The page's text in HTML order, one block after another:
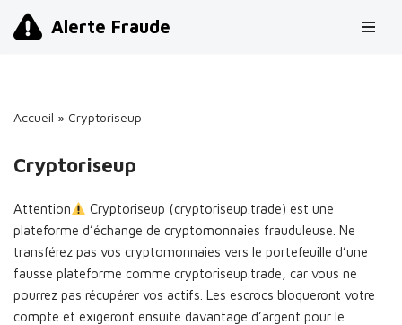
Alerte Fraude
Accueil » Cryptoriseup
Cryptoriseup
Attention
Cryptoriseup (cryptoriseup.trade) est une
plateforme d’échange de cryptomonnaies frauduleuse. Ne
transférez pas vos cryptomonnaies vers le portefeuille d’une
fausse plateforme comme cryptoriseup.trade, car vous ne
pourrez pas récupérer vos actifs. Les escrocs bloqueront votre
compte et exigeront ensuite davantage d’argent pour le